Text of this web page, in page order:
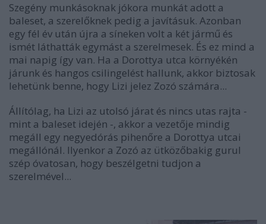
Szegény munkásoknak jókora munkát adott a
baleset, a szerelőknek pedig a javításuk. Azonban
egy fél év után újra a síneken volt a két jármű és
ismét láthatták egymást a szerelmesek. És ez mind a
mai napig így van. Ha a Dorottya utca környékén
járunk és hangos csilingelést hallunk, akkor biztosak
lehetünk benne, hogy Lizi jelez Zozó számára...
Állítólag, ha Lizi az utolsó járat és nincs utas rajta -
mint a baleset idején -, akkor a vezetője mindig
megáll egy negyedórás pihenőre a Dorottya utcai
megállónál. Ilyenkor a Zozó az ütközőbakig gurul
szép óvatosan, hogy beszélgetni tudjon a
szerelmével...